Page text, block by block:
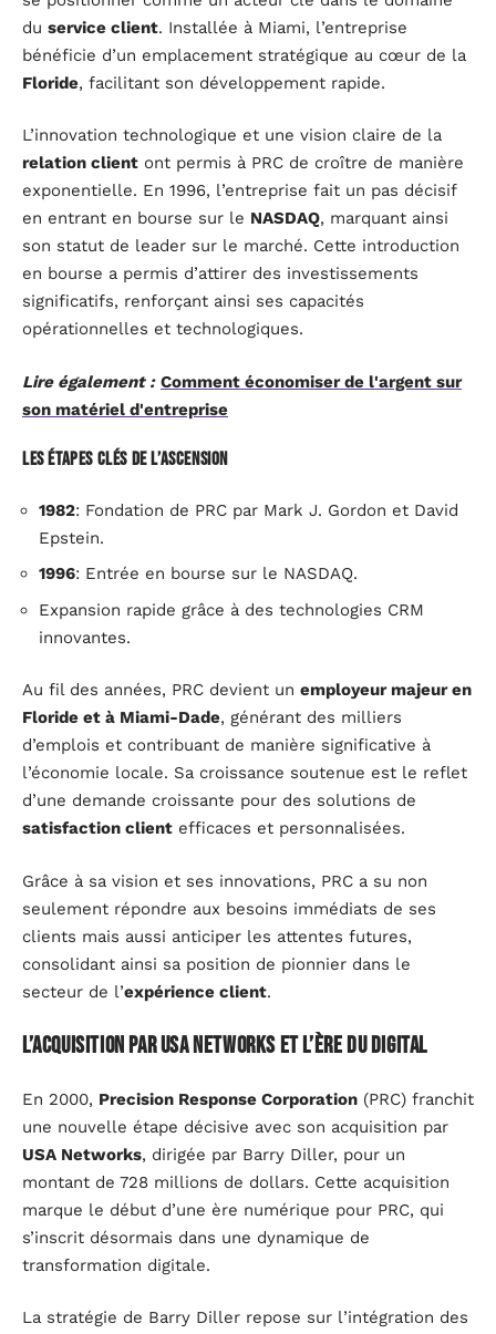
du service client. Installée à Miami, l’entreprise
bénéficie d’un emplacement stratégique au cœur de la
Floride, facilitant son développement rapide.
L’innovation technologique et une vision claire de la
relation client ont permis à PRC de croître de manière
exponentielle. En 1996, l’entreprise fait un pas décisif
en entrant en bourse sur le NASDAQ, marquant ainsi
son statut de leader sur le marché. Cette introduction
en bourse a permis d’attirer des investissements
significatifs, renforçant ainsi ses capacités
opérationnelles et technologiques.
Lire également : Comment économiser de l'argent sur
son matériel d'entreprise
Les étapes clés de l’ascension
1982: Fondation de PRC par Mark J. Gordon et David
Epstein.
1996: Entrée en bourse sur le NASDAQ.
Expansion rapide grâce à des technologies CRM
innovantes.
Au fil des années, PRC devient un employeur majeur en
Floride et à Miami-Dade, générant des milliers
d’emplois et contribuant de manière significative à
l’économie locale. Sa croissance soutenue est le reflet
d’une demande croissante pour des solutions de
satisfaction client efficaces et personnalisées.
Grâce à sa vision et ses innovations, PRC a su non
seulement répondre aux besoins immédiats de ses
clients mais aussi anticiper les attentes futures,
consolidant ainsi sa position de pionnier dans le
secteur de l’expérience client.
L’acquisition par USA Networks et l’ère du digital
En 2000, Precision Response Corporation (PRC) franchit
une nouvelle étape décisive avec son acquisition par
USA Networks, dirigée par Barry Diller, pour un
montant de 728 millions de dollars. Cette acquisition
marque le début d’une ère numérique pour PRC, qui
s’inscrit désormais dans une dynamique de
transformation digitale.
La stratégie de Barry Diller repose sur l’intégration des